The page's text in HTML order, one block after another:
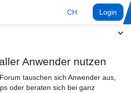
CH Login
Anwender nutzen
tauschen sich Anwender aus,
oder beraten sich bei ganz